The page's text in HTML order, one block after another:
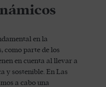
en la
como parte de los
en cuenta al llevar a
y sostenible. En Las
a cabo una